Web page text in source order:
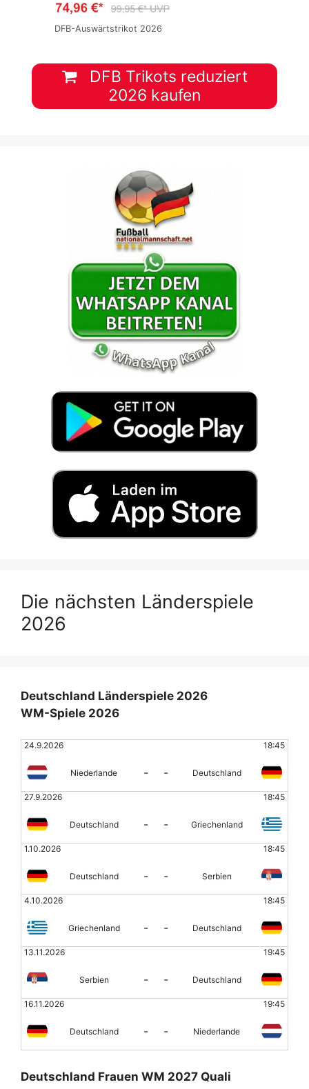
DFB-Auswärtstrikot 2026
DFB Trikots reduziert
2026 kaufen
Die nächsten Länderspiele
2026
Deutschland Länderspiele 2026
WM-Spiele 2026
24.9.2026 18:45
Niederlande - - Deutschland
27.9.2026 18:45
Deutschland - - Griechenland
1.10.2026 18:45
Deutschland - - Serbien
4.10.2026 18:45
Griechenland - - Deutschland
13.11.2026 19:45
Serbien - - Deutschland
16.11.2026 19:45
Deutschland - - Niederlande
Deutschland Frauen WM 2027 Quali